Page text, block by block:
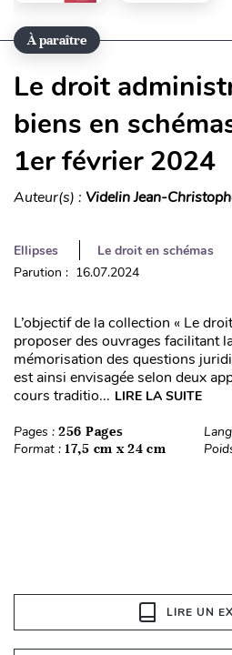
À paraître
Le droit
biens en
1er février 2024
Auteur(s) : Videlin Jean-
Ellipses
Le droit en schémas
Parution : 16.07.2024
L’objectif de la collection « Le
proposer des ouvrages facilitant
mémorisation des questions
est ainsi envisagée selon deux
cours traditio... LIRE LA SUITE
Pages : 256 Pages
Format : 17,5 cm x 24 cm
LIRE UN